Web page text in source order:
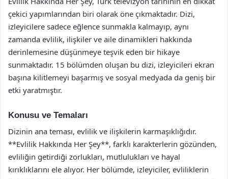
çekici yapımlarından biri olarak öne çıkmaktadır. Dizi,
izleyicilere sadece eğlence sunmakla kalmayıp, aynı
zamanda evlilik, ilişkiler ve aile dinamikleri hakkında
derinlemesine düşünmeye teşvik eden bir hikaye
sunmaktadır. 15 bölümden oluşan bu dizi, izleyicileri ekran
başına kilitlemeyi başarmış ve sosyal medyada da geniş bir
etki yaratmıştır.
Konusu ve Temaları
Dizinin ana teması, evlilik ve ilişkilerin karmaşıklığıdır.
**Evlilik Hakkında Her Şey**, farklı karakterlerin gözünden,
evliliğin getirdiği zorlukları, mutlulukları ve hayal
kırıklıklarını ele alıyor. Her bölümde, izleyiciler, evliliklerin